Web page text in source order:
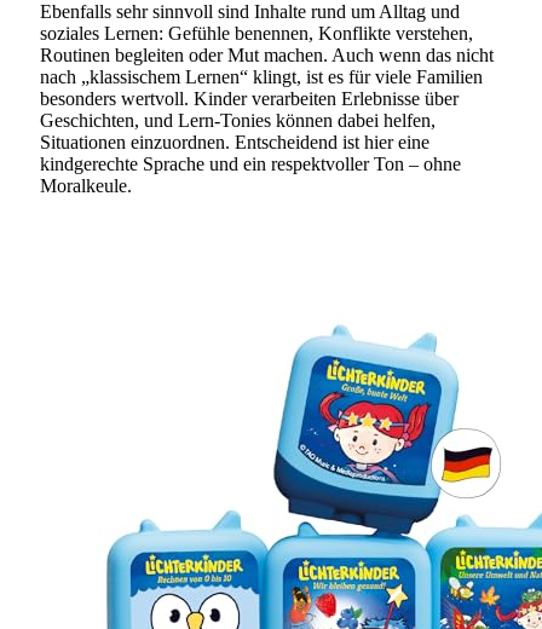
Ebenfalls sehr sinnvoll sind Inhalte rund um Alltag und
soziales Lernen: Gefühle benennen, Konflikte verstehen,
Routinen begleiten oder Mut machen. Auch wenn das nicht
nach „klassischem Lernen“ klingt, ist es für viele Familien
besonders wertvoll. Kinder verarbeiten Erlebnisse über
Geschichten, und Lern-Tonies können dabei helfen,
Situationen einzuordnen. Entscheidend ist hier eine
kindgerechte Sprache und ein respektvoller Ton – ohne
Moralkeule.